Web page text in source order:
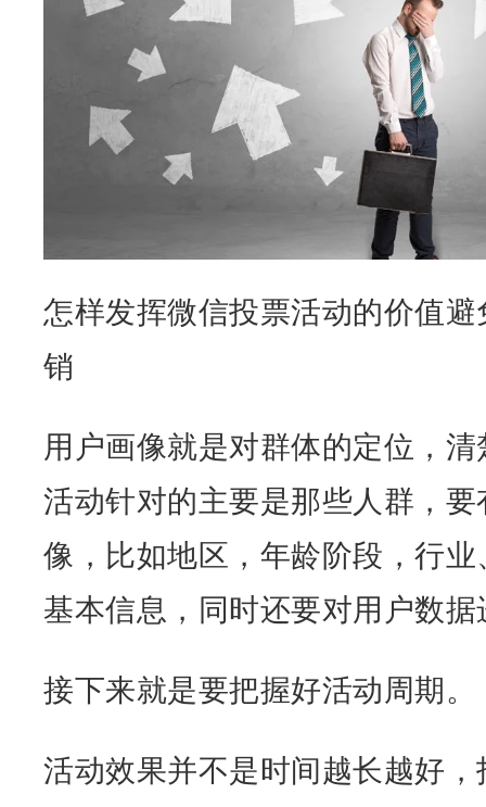
怎样发挥微信投票活动的价值
销
用户画像就是对群体的定位，
活动针对的主要是那些人群，
像，比如地区，年龄阶段，行
基本信息，同时还要对用户数
接下来就是要把握好活动周期。
活动效果并不是时间越长越好